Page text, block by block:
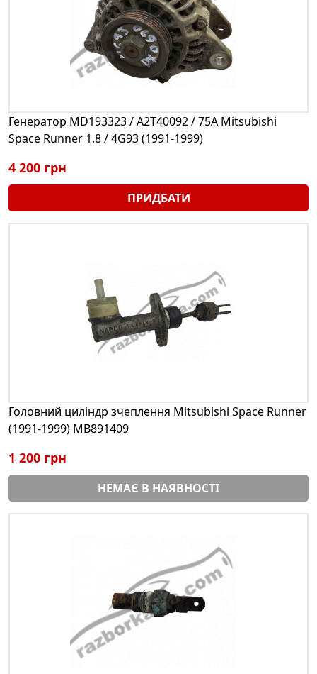
Генератор MD193323 / A2T40092 / 75A Mitsubishi
Space Runner 1.8 / 4G93 (1991-1999)
4 200 грн
ПРИДБАТИ
Головний циліндр зчеплення Mitsubishi Space Runner
(1991-1999) MB891409
1 200 грн
НЕМАЄ В НАЯВНОСТІ